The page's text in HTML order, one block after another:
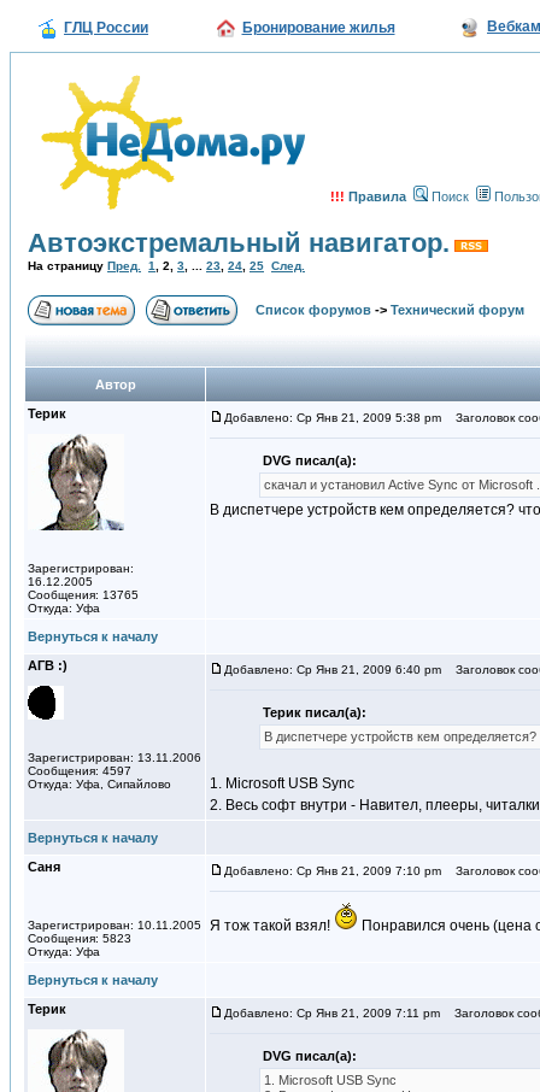
ГЛЦ России Бронирование жилья
!!! Правила Поиск
Автоэкстремальный навигатор.
На страницу Пред. 1 2 3 23 24 25 След.
Список форумов -> Технический форум
Автор
Терик
Зарегистрирован:
16.12.2005
Сообщения: 13765
Откуда: Уфа
Добавлено: Ср Янв 21, 2009 5:38 pm Заголовок
DVG писал(а):
скачал и установил Active Sync от Microsoft
В диспетчере устройств кем определяется?
Вернуться к началу
АГВ :)
Зарегистрирован: 13.11.2006
Сообщения: 4597
Откуда: Уфа, Сипайлово
Добавлено: Ср Янв 21, 2009 6:40 pm Заголовок
Терик писал(а):
В диспетчере устройств кем
1. Microsoft USB Sync
2. Весь софт внутри - Навител, плееры,
Вернуться к началу
Саня
Зарегистрирован: 10.11.2005
Сообщения: 5823
Откуда: Уфа
Добавлено: Ср Янв 21, 2009 7:10 pm Заголовок
Я тож такой взял! Понравился очень (цена
Вернуться к началу
Терик
Добавлено: Ср Янв 21, 2009 7:11 pm Заголовок
DVG писал(а):
1. Microsoft USB Sync